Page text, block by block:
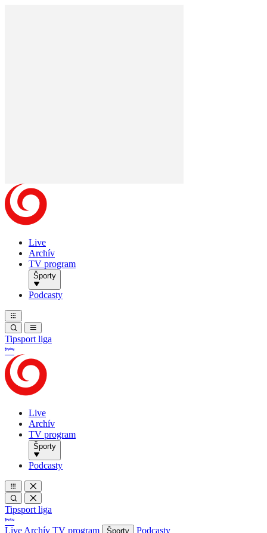
Live
Archív
TV program
Športy
Podcasty
Tipsport liga
Live
Archív
TV program
Športy
Podcasty
Tipsport liga
Live Archív TV program Športy
Podcasty